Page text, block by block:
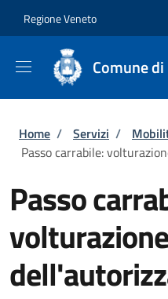
Regione Veneto
Comune
Briciole di
Home / Servizi /
Passo carrabile:
Passo
volturazione